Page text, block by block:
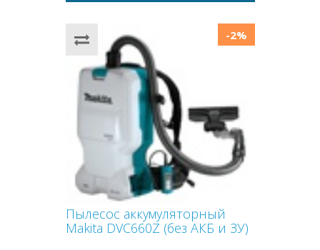
-2%
Пылесос аккумуляторный
Makita DVC660Z (без АКБ и ЗУ)